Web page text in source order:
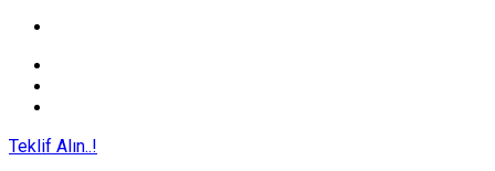
Teklif Alın..!